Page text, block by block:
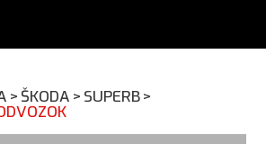
> ŠKODA > SUPERB>